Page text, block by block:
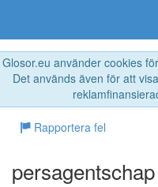
Glosor.eu använder cookies
Det används även för att
Rapportera fel
persagentschap